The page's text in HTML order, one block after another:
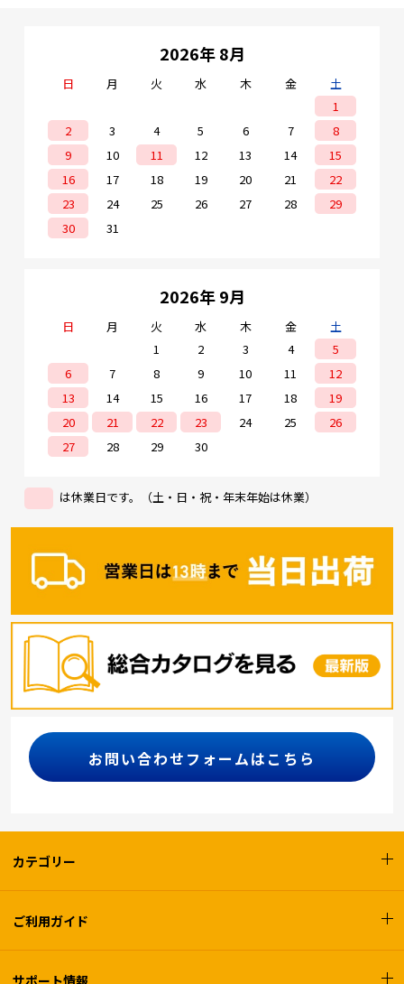
2026年 8月
日 月 火 水 木 金
土
1
2
3 4 5 6 7
8
9
10 11 12 13 14
15
16
17 18 19 20 21
22
23
24 25 26 27 28
29
30
31
2026年 9月
日 月 火 水 木 金
土
1
2 3 4
5
6
7 8 9 10 11
12
13
14 15 16 17 18
19
20
21 22 23 24 25
26
27
28 29 30
は休業日です。（土・日・祝・年末年始は休業）
お問い合わせフォームはこちら
カテゴリー
ご利用ガイド
サポート情報